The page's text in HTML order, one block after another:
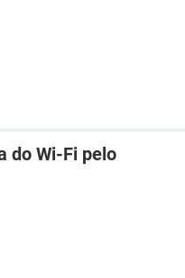
do Wi-Fi pelo